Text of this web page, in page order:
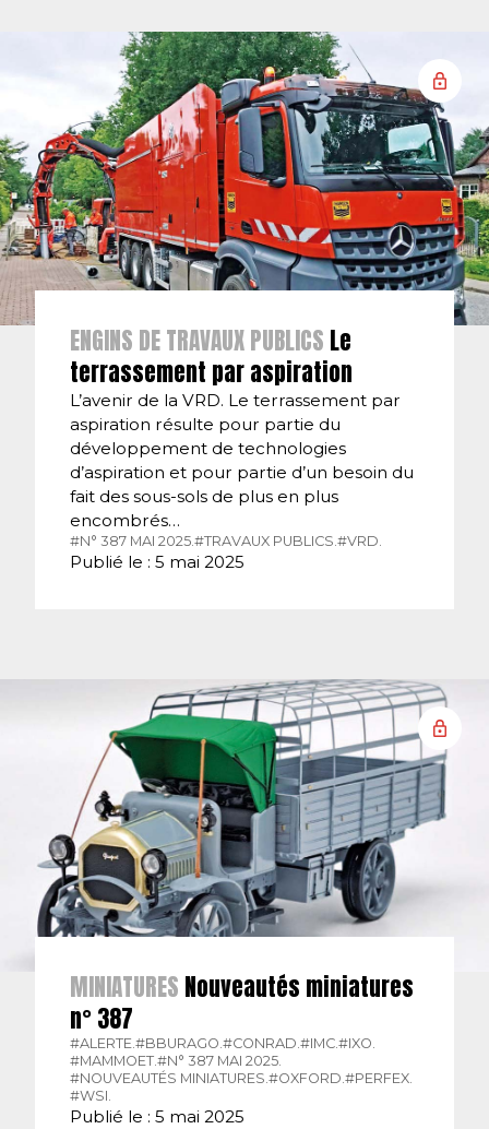
ENGINS DE TRAVAUX PUBLICS Le
terrassement par aspiration
L’avenir de la VRD. Le terrassement par
aspiration résulte pour partie du
développement de technologies
d’aspiration et pour partie d’un besoin du
fait des sous-sols de plus en plus
encombrés…
#N° 387 MAI 2025. #TRAVAUX PUBLICS. #VRD.
Publié le : 5 mai 2025
MINIATURES Nouveautés miniatures
n° 387
#ALERTE.#BBURAGO.#CONRAD.#IMC.#IXO.
#MAMMOET.#N° 387 MAI 2025.
#NOUVEAUTÉS MINIATURES.#OXFORD.#PERFEX.
#WSI.
Publié le : 5 mai 2025